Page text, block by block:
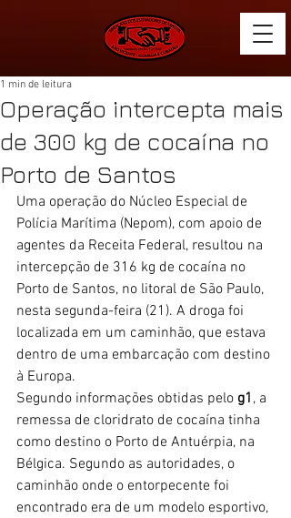
Operação intercepta mais
de 300 kg de cocaína no
Porto de Santos
1 min de leitura
Uma operação do Núcleo Especial de
Polícia Marítima (Nepom), com apoio de
agentes da Receita Federal, resultou na
intercepção de 316 kg de cocaína no
Porto de Santos, no litoral de São Paulo,
nesta segunda-feira (21). A droga foi
localizada em um caminhão, que estava
dentro de uma embarcação com destino
à Europa.
Segundo informações obtidas pelo g1 , a
remessa de cloridrato de cocaína tinha
como destino o Porto de Antuérpia, na
Bélgica. Segundo as autoridades, o
caminhão onde o entorpecente foi
encontrado era de um modelo esportivo,